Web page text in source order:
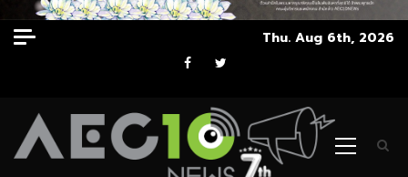
Skip
to
Thu. Aug 6th, 2026
Facebook
Twitter
Primary